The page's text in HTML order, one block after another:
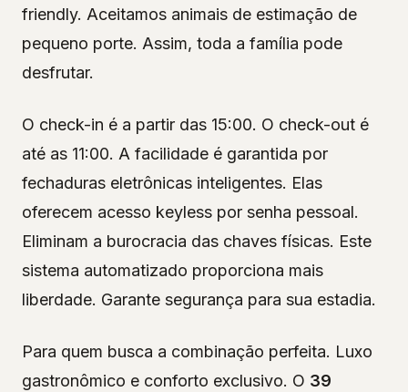
friendly. Aceitamos animais de estimação de
pequeno porte. Assim, toda a família pode
desfrutar.
O check-in é a partir das 15:00. O check-out é
até as 11:00. A facilidade é garantida por
fechaduras eletrônicas inteligentes. Elas
oferecem acesso keyless por senha pessoal.
Eliminam a burocracia das chaves físicas. Este
sistema automatizado proporciona mais
liberdade. Garante segurança para sua estadia.
Para quem busca a combinação perfeita. Luxo
gastronômico e conforto exclusivo. O 39